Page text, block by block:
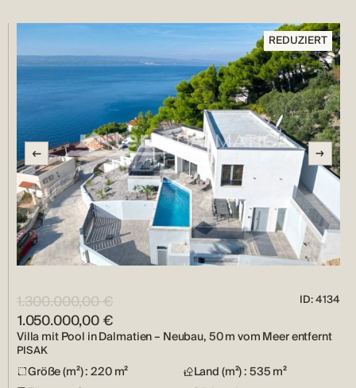
REDUZIERT
1.300.000,00 €
1.050.000,00 €
ID: 4134
Villa mit Pool in Dalmatien – Neubau, 50 m vom Meer entfernt
PISAK
Größe (m²) : 220 m²
Land (m²) : 535 m²